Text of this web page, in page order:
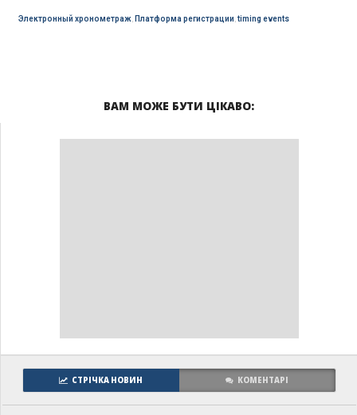
Электронный хронометраж, Платформа регистрации timing events
ВАМ МОЖЕ БУТИ ЦІКАВО:
СТРІЧКА НОВИН КОМЕНТАРІ